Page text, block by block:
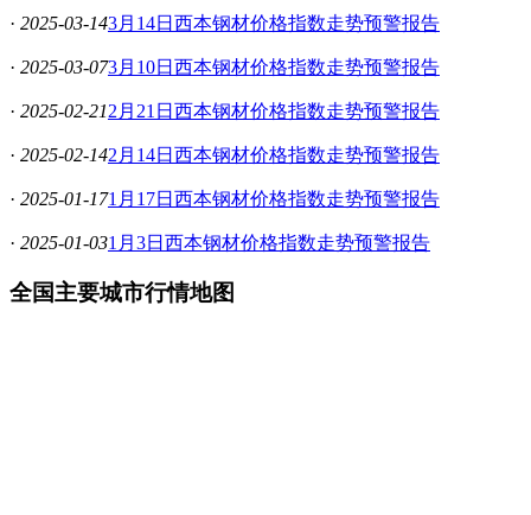
· 2025-03-143月14日西本钢材价格指数走势预警报告
· 2025-03-073月10日西本钢材价格指数走势预警报告
· 2025-02-212月21日西本钢材价格指数走势预警报告
· 2025-02-142月14日西本钢材价格指数走势预警报告
· 2025-01-171月17日西本钢材价格指数走势预警报告
· 2025-01-031月3日西本钢材价格指数走势预警报告
全国主要城市行情地图